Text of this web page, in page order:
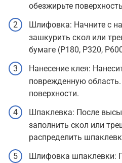
обезжирьте
Шлифовка: Начните с
зашкурить скол или
бумаге (P180, P320,
Нанесение клея:
поврежденную
поверхности.
Шпаклевка: После
заполнить скол или
распределить
Шлифовка шпаклевки: